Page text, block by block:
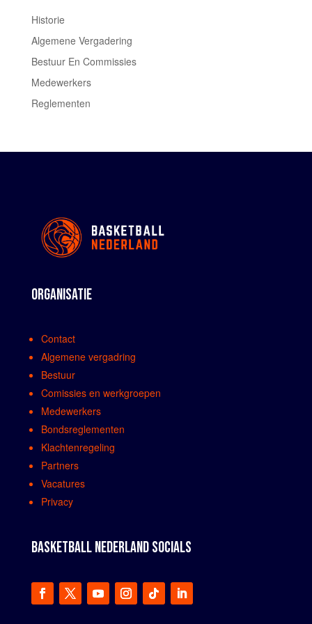
Historie
Algemene Vergadering
Bestuur En Commissies
Medewerkers
Reglementen
ORGANISATIE
Contact
Algemene vergadring
Bestuur
Comissies en werkgroepen
Medewerkers
Bondsreglementen
Klachtenregeling
Partners
Vacatures
Privacy
BASKETBALL NEDERLAND SOCIALS